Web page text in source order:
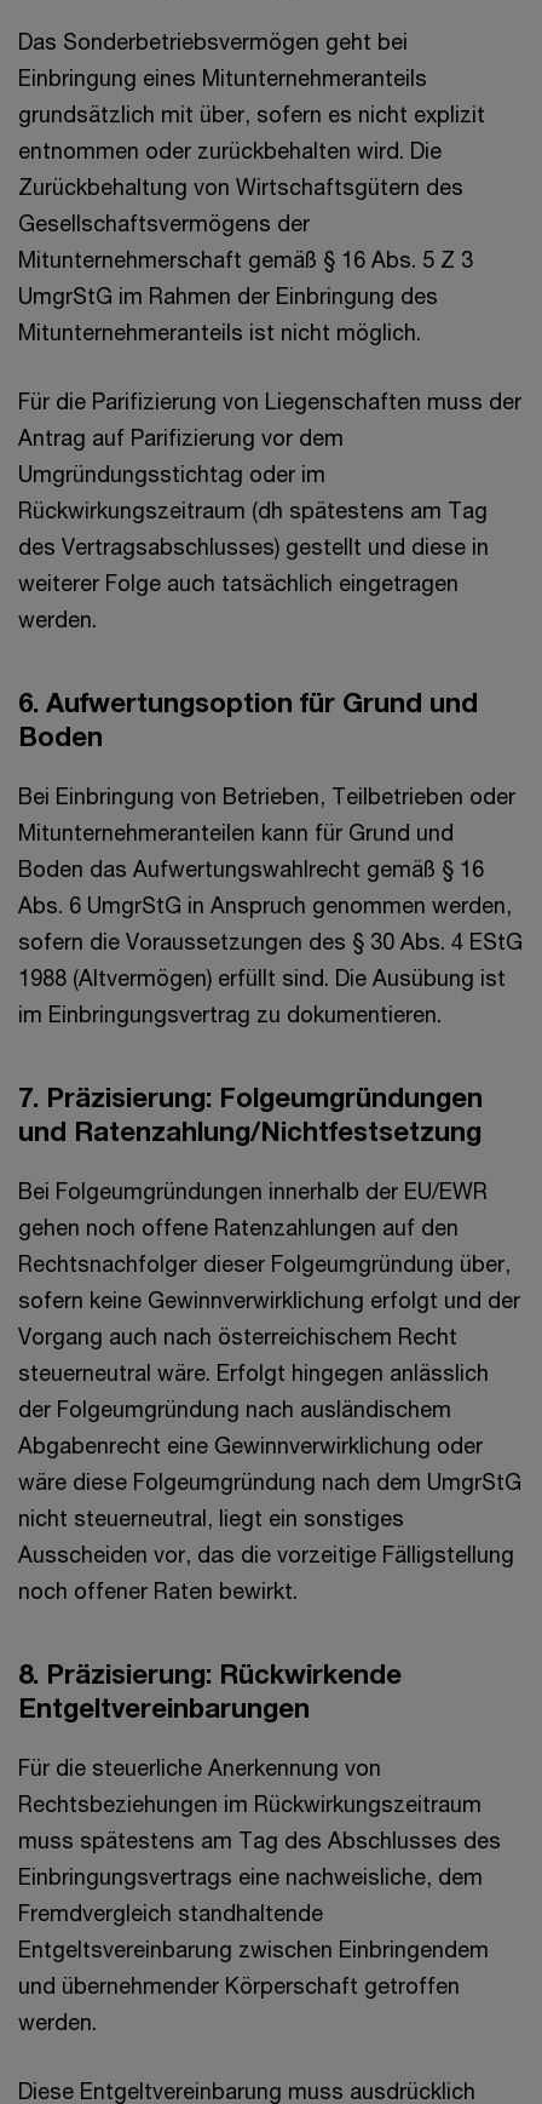
Das Sonderbetriebsvermögen geht bei
Einbringung eines Mitunternehmeranteils
grundsätzlich mit über, sofern es nicht explizit
entnommen oder zurückbehalten wird. Die
Zurückbehaltung von Wirtschaftsgütern des
Gesellschaftsvermögens der
Mitunternehmerschaft gemäß § 16 Abs. 5 Z 3
UmgrStG im Rahmen der Einbringung des
Mitunternehmeranteils ist nicht möglich.
Für die Parifizierung von Liegenschaften muss der
Antrag auf Parifizierung vor dem
Umgründungsstichtag oder im
Rückwirkungszeitraum (dh spätestens am Tag
des Vertragsabschlusses) gestellt und diese in
weiterer Folge auch tatsächlich eingetragen
werden.
6. Aufwertungsoption für Grund und
Boden
Bei Einbringung von Betrieben, Teilbetrieben oder
Mitunternehmeranteilen kann für Grund und
Boden das Aufwertungswahlrecht gemäß § 16
Abs. 6 UmgrStG in Anspruch genommen werden,
sofern die Voraussetzungen des § 30 Abs. 4 EStG
1988 (Altvermögen) erfüllt sind. Die Ausübung ist
im Einbringungsvertrag zu dokumentieren.
7. Präzisierung: Folgeumgründungen
und Ratenzahlung/Nichtfestsetzung
Bei Folgeumgründungen innerhalb der EU/EWR
gehen noch offene Ratenzahlungen auf den
Rechtsnachfolger dieser Folgeumgründung über,
sofern keine Gewinnverwirklichung erfolgt und der
Vorgang auch nach österreichischem Recht
steuerneutral wäre. Erfolgt hingegen anlässlich
der Folgeumgründung nach ausländischem
Abgabenrecht eine Gewinnverwirklichung oder
wäre diese Folgeumgründung nach dem UmgrStG
nicht steuerneutral, liegt ein sonstiges
Ausscheiden vor, das die vorzeitige Fälligstellung
noch offener Raten bewirkt.
8. Präzisierung: Rückwirkende
Entgeltvereinbarungen
Für die steuerliche Anerkennung von
Rechtsbeziehungen im Rückwirkungszeitraum
muss spätestens am Tag des Abschlusses des
Einbringungsvertrags eine nachweisliche, dem
Fremdvergleich standhaltende
Entgeltsvereinbarung zwischen Einbringendem
und übernehmender Körperschaft getroffen
werden.
Diese Entgeltvereinbarung muss ausdrücklich